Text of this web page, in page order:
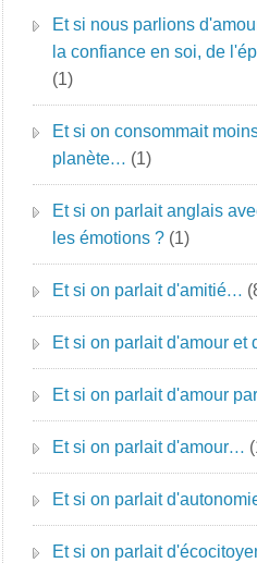
Et si nous parlions
la confiance en soi, de
(1)
Et si on consommait
planète… (1)
Et si on parlait anglais
les émotions ? (1)
Et si on parlait d'amitié…
Et si on parlait d'amour
Et si on parlait d'amour
Et si on parlait d'amour…
Et si on parlait
Et si on parlait